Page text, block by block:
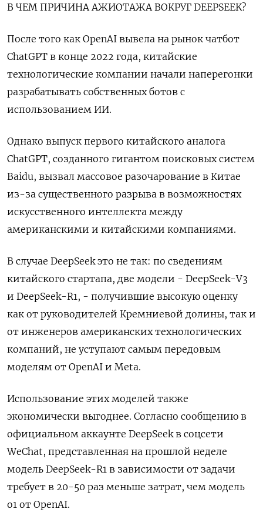
В ЧЕМ ПРИЧИНА АЖИОТАЖА ВОКРУГ DEEPSEEK?
После того как OpenAI вывела на рынок чатбот
ChatGPT в конце 2022 года, китайские
технологические компании начали наперегонки
разрабатывать собственных ботов с
использованием ИИ.
Однако выпуск первого китайского аналога
ChatGPT, созданного гигантом поисковых систем
Baidu, вызвал массовое разочарование в Китае
из-за существенного разрыва в возможностях
искусственного интеллекта между
американскими и китайскими компаниями.
В случае DeepSeek это не так: по сведениям
китайского стартапа, две модели - DeepSeek-V3
и DeepSeek-R1, - получившие высокую оценку
как от руководителей Кремниевой долины, так и
от инженеров американских технологических
компаний, не уступают самым передовым
моделям от OpenAI и Meta.
Использование этих моделей также
экономически выгоднее. Согласно сообщению в
официальном аккаунте DeepSeek в соцсети
WeChat, представленная на прошлой неделе
модель DeepSeek-R1 в зависимости от задачи
требует в 20-50 раз меньше затрат, чем модель
o1 от OpenAI.